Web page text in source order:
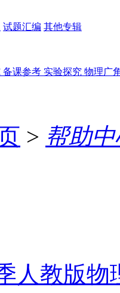
试题汇编 其他专辑
备课参考 实验探究 物理广
> 帮助
人教版